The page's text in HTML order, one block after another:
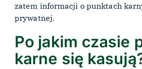
zatem informacji o punktach
prywatnej.
Po jakim czasie
karne się